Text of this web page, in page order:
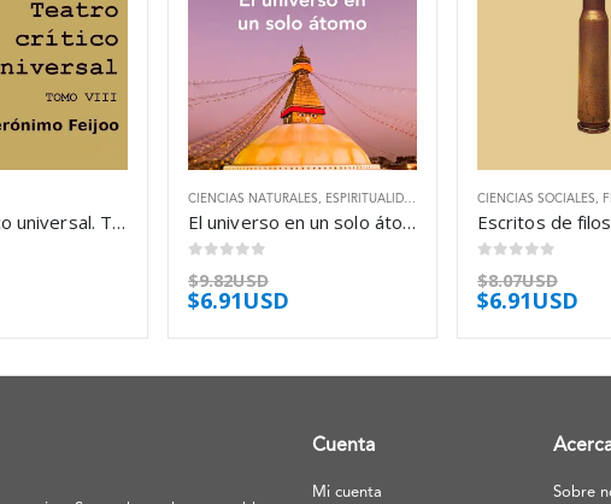
Teatro crítico universal. Tomo VIII – Benito Jerónimo Feijoo
CIENCIAS NATURALES ESPIRITUALIDAD FILOSOFÍA
El universo en un solo átomo – Dalai Lama
$9.82USD
$6.91USD
CIENCIAS SOCIALES
$8.07USD
$6.91USD
Cuenta
Mi cuenta Sobre